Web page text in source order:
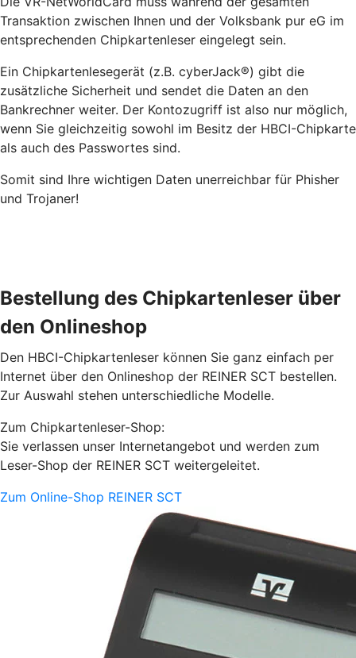
Transaktion zwischen Ihnen und der Volksbank pur eG im
entsprechenden Chipkartenleser eingelegt sein.
Ein Chipkartenlesegerät (z.B. cyberJack®) gibt die
zusätzliche Sicherheit und sendet die Daten an den
Bankrechner weiter. Der Kontozugriff ist also nur möglich,
wenn Sie gleichzeitig sowohl im Besitz der HBCI-Chipkarte
als auch des Passwortes sind.
Somit sind Ihre wichtigen Daten unerreichbar für Phisher
und Trojaner!
Bestellung des Chipkartenleser über
den Onlineshop
Den HBCI-Chipkartenleser können Sie ganz einfach per
Internet über den Onlineshop der REINER SCT bestellen.
Zur Auswahl stehen unterschiedliche Modelle.
Zum Chipkartenleser-Shop:
Sie verlassen unser Internetangebot und werden zum
Leser-Shop der REINER SCT weitergeleitet.
Zum Online-Shop REINER SCT